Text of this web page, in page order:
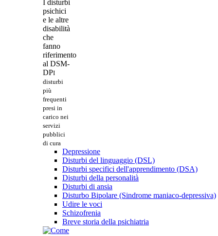
I disturbi
psichici
e le altre
disabilità
che
fanno
riferimento
al DSM-
DPI
disturbi
più
frequenti
presi in
carico nei
servizi
pubblici
di cura
Depressione
Disturbi del linguaggio (DSL)
Disturbi specifici dell'apprendimento (DSA)
Disturbi della personalità
Disturbi di ansia
Disturbo Bipolare (Sindrome maniaco-depressiva)
Udire le voci
Schizofrenia
Breve storia della psichiatria